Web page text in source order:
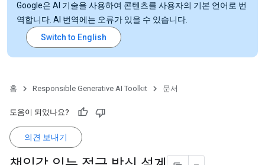
Google은 AI 기술을 사용하여 콘텐츠를 사용자의 기본 언어로 번
역합니다. AI 번역에는 오류가 있을 수 있습니다.
홈 Responsible Generative AI Toolkit 문서
도움이 되었나요?
의견 보내기